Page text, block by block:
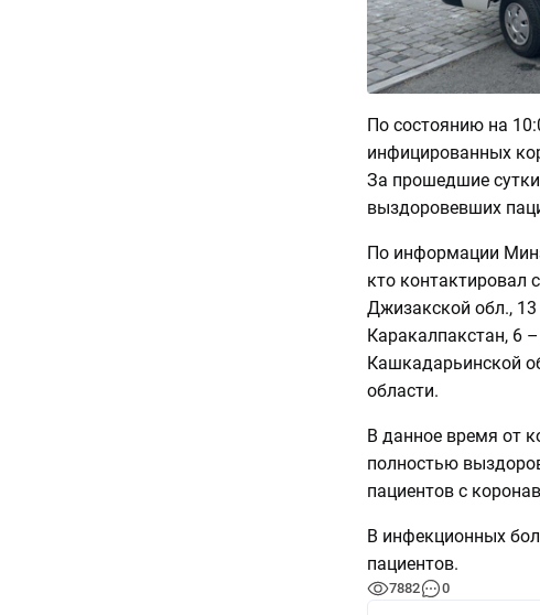
По состоянию на
инфицированных
За прошедшие
выздоровевших
По информации
кто контактировал
Джизакской обл.,
Каракалпакстан, 6
Кашкадарьинской
области.
В данное время от
полностью
пациентов с
В инфекционных
пациентов.
7882 0